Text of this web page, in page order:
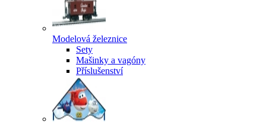
Modelová železnice
Sety
Mašinky a vagóny
Příslušenství